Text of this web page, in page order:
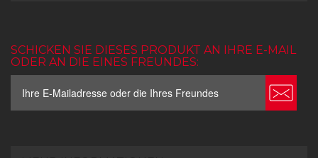
SCHICKEN SIE DIESES PRODUKT AN IHRE E-MAIL
ODER AN DIE EINES FREUNDES: